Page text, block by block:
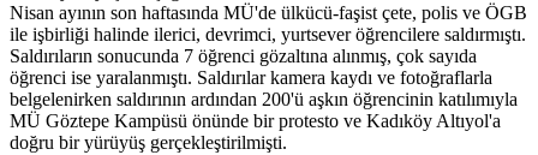
Nisan ayının son haftasında MÜ'de ülkücü-faşist çete, polis ve ÖGB
ile işbirliği halinde ilerici, devrimci, yurtsever öğrencilere saldırmıştı.
Saldırıların sonucunda 7 öğrenci gözaltına alınmış, çok sayıda
öğrenci ise yaralanmıştı. Saldırılar kamera kaydı ve fotoğraflarla
belgelenirken saldırının ardından 200'ü aşkın öğrencinin katılımıyla
MÜ Göztepe Kampüsü önünde bir protesto ve Kadıköy Altıyol'a
doğru bir yürüyüş gerçekleştirilmişti.